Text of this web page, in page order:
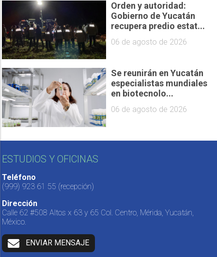
Orden y autoridad:
Gobierno de Yucatán
recupera predio estat...
06 de agosto de 2026
Se reunirán en Yucatán
especialistas mundiales
en biotecnolo...
06 de agosto de 2026
ESTUDIOS Y OFICINAS
Teléfono
(999) 923 61 55 (recepción)
Dirección
Calle 62 #508 Altos x 63 y 65 Col. Centro, Mérida, Yucatán,
México.
ENVIAR MENSAJE